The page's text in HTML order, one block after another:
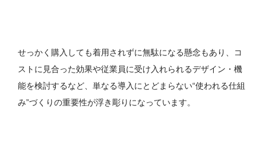
せっかく購入しても着用されずに無駄になる懸念もあり、コ
ストに見合った効果や従業員に受け入れられるデザイン・機
能を検討するなど、単なる導入にとどまらない“使われる仕組
み”づくりの重要性が浮き彫りになっています。